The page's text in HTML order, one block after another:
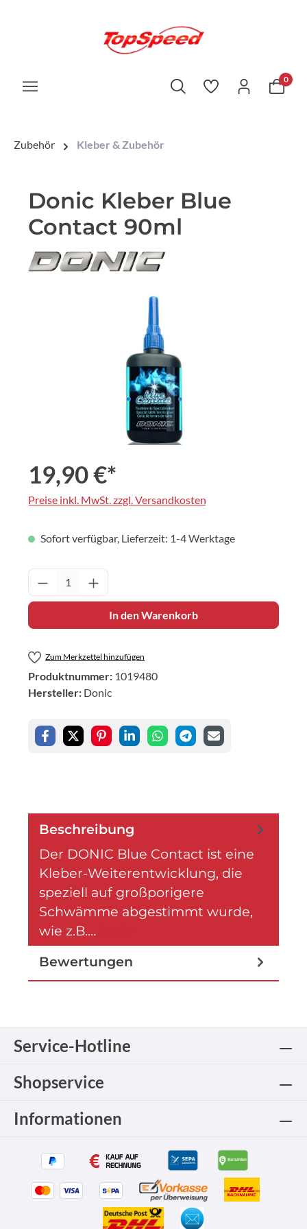
0
Zubehör Kleber & Zubehör
Donic Kleber Blue
Contact 90ml
Bildergalerie überspringen
19,90 €*
Preise inkl. MwSt. zzgl. Versandkosten
Sofort verfügbar, Lieferzeit: 1-4 Werktage
Produkt Anzahl: Gib den gewünschten
In den Warenkorb
Zum Merkzettel hinzufügen
Produktnummer: 1019480
Hersteller: Donic
Beschreibung
Der DONIC Blue Contact ist eine
Kleber-Weiterentwicklung, die
speziell auf großporigere
Schwämme abgestimmt wurde,
wie z.B.…
Bewertungen
Service-Hotline
Shopservice
Informationen